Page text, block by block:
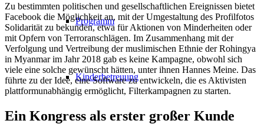
Programm
Kinderbetreuung
Zu bestimmten politischen und gesellschaftlichen Ereignissen bietet
Facebook die Möglichkeit an, mit der Umgestaltung des Profilfotos
Solidarität zu bekunden, etwa für Aktionen von Minderheiten oder
mit Opfern von Terroranschlägen. Im Zusammenhang mit der
Verfolgung und Vertreibung der muslimischen Ethnie der Rohingya
in Myanmar im Jahr 2018 gab es keine Kampagne, obwohl sich
viele eine solche gewünscht hätten, unter ihnen Hannes Meine. Das
führte zu der Idee, eine Software zu entwickeln, die es Aktivisten
plattformunabhängig ermöglicht, Filterkampagnen zu starten.
Ein Kongress als erster großer Kunde